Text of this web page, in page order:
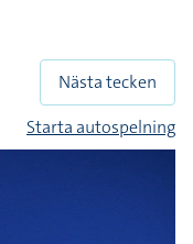
Nästa tecken
Starta autospelning